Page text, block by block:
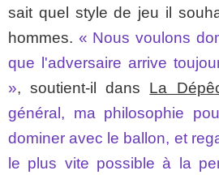
sait quel style de jeu il
hommes. « Nous voulons
que l'adversaire arrive
», soutient-il dans La
général, ma philosophie
dominer avec le ballon, et
le plus vite possible à la